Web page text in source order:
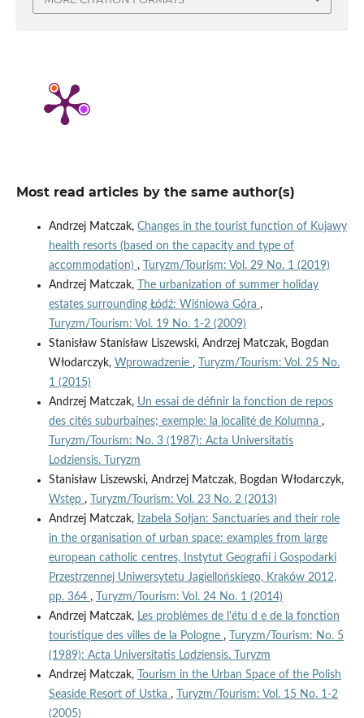
Most read articles by the same author(s)
Andrzej Matczak, Changes in the tourist function of Kujawy
health resorts (based on the capacity and type of
accommodation) ,
Turyzm/Tourism: Vol. 29 No. 1 (2019)
Andrzej Matczak,
The urbanization of summer holiday
estates surrounding Łódź: Wiśniowa Góra ,
Turyzm/Tourism: Vol. 19 No. 1-2 (2009)
Stanisław Stanisław Liszewski, Andrzej Matczak, Bogdan
Włodarczyk, Wprowadzenie ,
Turyzm/Tourism: Vol. 25 No.
1 (2015)
Andrzej Matczak, Un essai de définir la fonction de repos
des cités suburbaines; exemple: la localité de Kolumna ,
Turyzm/Tourism: No. 3 (1987): Acta Universitatis
Lodziensis. Turyzm
Stanisław Liszewski, Andrzej Matczak, Bogdan Włodarczyk,
Wstęp ,
Turyzm/Tourism: Vol. 23 No. 2 (2013)
Andrzej Matczak, Izabela Sołjan: Sanctuaries and their role
in the organisation of urban space: examples from large
european catholic centres, Instytut Geografii i Gospodarki
Przestrzennej Uniwersytetu Jagiellońskiego, Kraków 2012,
pp. 364 ,
Turyzm/Tourism: Vol. 24 No. 1 (2014)
Andrzej Matczak, Les problèmes de l'étu d e de la fonction
touristique des villes de la Pologne ,
Turyzm/Tourism: No. 5
(1989): Acta Universitatis Lodziensis. Turyzm
Andrzej Matczak,
Tourism in the Urban Space of the Polish
Seaside Resort of Ustka ,
Turyzm/Tourism: Vol. 15 No. 1-2
(2005)